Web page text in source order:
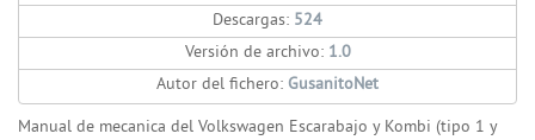
Descargas: 524
Versión de archivo: 1.0
Autor del fichero: GusanitoNet
Manual de mecanica del Volkswagen Escarabajo y Kombi (tipo 1 y